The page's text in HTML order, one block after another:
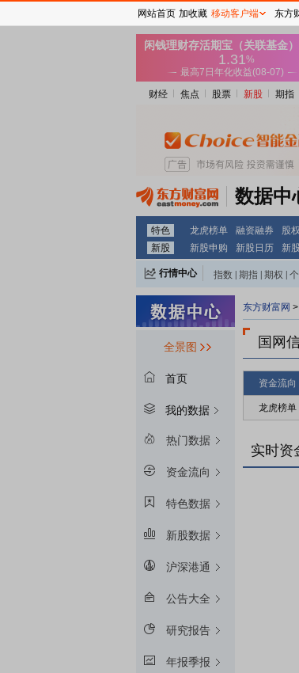
财经 焦点 股票 新股 期指
数据中
特色 龙虎榜单 融资融券 股
新股
新股申购 新股日历 新
行情中心 指数 期指 期权
全景图
首页
我的数据
热门数据
资金流向
特色数据
新股数据
沪深港通
公告大全
研究报告
年报季报
东方财富网 >
国网
资金流向
龙虎榜单
实时资
网站首页 加收藏 移动客户端 东方